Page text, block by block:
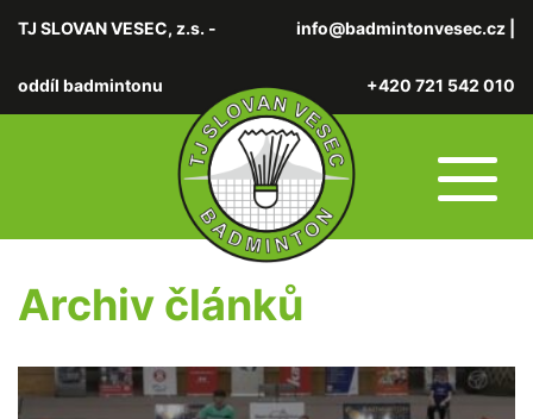
TJ SLOVAN VESEC, z.s. -
oddíl badmintonu
info@badmintonvesec.cz
+420 721 542 010
Archiv článků